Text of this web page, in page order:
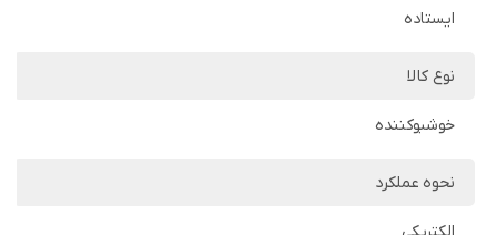
ایستاده
نوع کالا
خوشبوکننده
نحوه عملکرد